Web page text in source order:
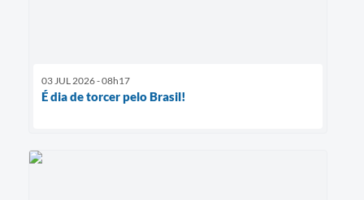
03 JUL 2026 - 08h17
É dia de torcer pelo Brasil!